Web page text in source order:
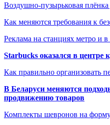
Воздушно-пузырьковая плёнка
Как меняются требования к
Реклама на станциях метро и
Starbucks оказался в центре
Как правильно организовать
В Беларуси меняются
продвижению товаров
Комплекты шевронов на